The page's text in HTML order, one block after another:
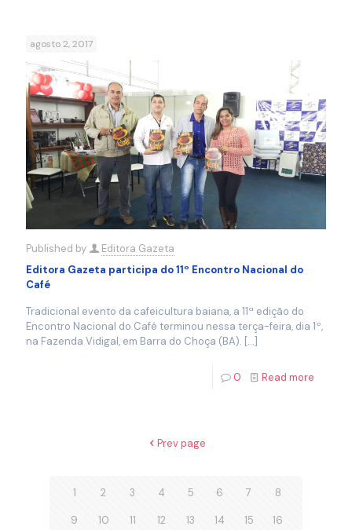
agosto 2, 2017
Published by
Editora Gazeta
Editora Gazeta participa do 11º Encontro Nacional do
Café
Tradicional evento da cafeicultura baiana, a 11ª edição do
Encontro Nacional do Café terminou nessa terça-feira, dia 1º,
na Fazenda Vidigal, em Barra do Choça (BA). […]
0 Read more
Prev page
1 2 3 4 5 6 7 8
9 10 11 12 13 14 15 16